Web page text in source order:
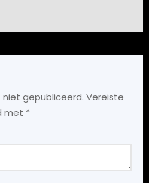
gepubliceerd. Vereiste
met *